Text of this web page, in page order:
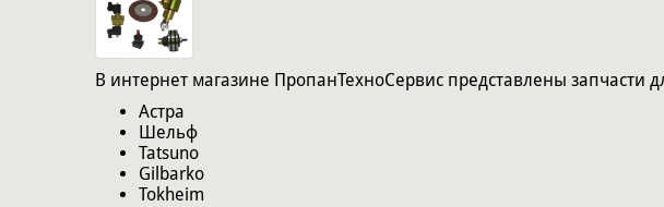
В интернет магазине ПропанТехноСервис представлены запчасти
Астра
Шельф
Tatsuno
Gilbarko
Tokheim